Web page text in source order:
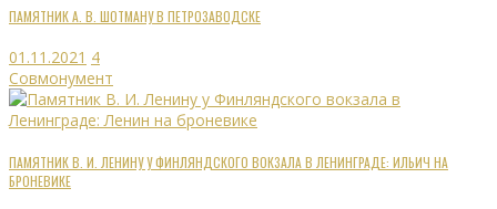
ПАМЯТНИК А. В. ШОТМАНУ В ПЕТРОЗАВОДСКЕ
01.11.2021 4
Совмонумент
ПАМЯТНИК В. И. ЛЕНИНУ У ФИНЛЯНДСКОГО ВОКЗАЛА В ЛЕНИНГРАДЕ: ИЛЬИЧ НА
БРОНЕВИКЕ